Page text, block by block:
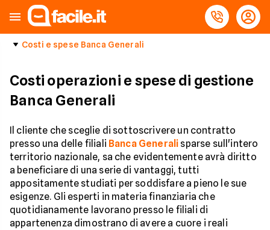
Costi e spese Banca Generali
Costi operazioni e spese di gestione
Banca Generali
Il cliente che sceglie di sottoscrivere un contratto
presso una delle filiali Banca Generali sparse sull'intero
territorio nazionale, sa che evidentemente avrà diritto
a beneficiare di una serie di vantaggi, tutti
appositamente studiati per soddisfare a pieno le sue
esigenze. Gli esperti in materia finanziaria che
quotidianamente lavorano presso le filiali di
appartenenza dimostrano di avere a cuore i reali